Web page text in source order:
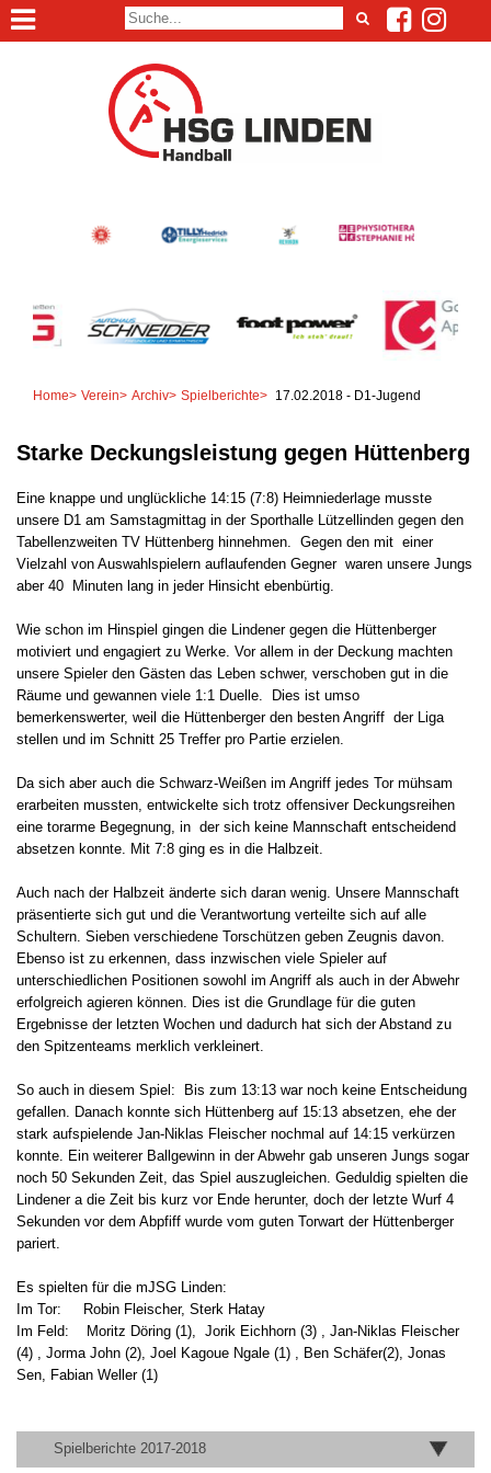
Home> Verein> Archiv> Spielberichte> 17.02.2018 - D1-Jugend
Starke Deckungsleistung gegen Hüttenberg
Eine knappe und unglückliche 14:15 (7:8) Heimniederlage musste
unsere D1 am Samstagmittag in der Sporthalle Lützellinden gegen den
Tabellenzweiten TV Hüttenberg hinnehmen. Gegen den mit einer
Vielzahl von Auswahlspielern auflaufenden Gegner waren unsere Jungs
aber 40 Minuten lang in jeder Hinsicht ebenbürtig.
Wie schon im Hinspiel gingen die Lindener gegen die Hüttenberger
motiviert und engagiert zu Werke. Vor allem in der Deckung machten
unsere Spieler den Gästen das Leben schwer, verschoben gut in die
Räume und gewannen viele 1:1 Duelle. Dies ist umso
bemerkenswerter, weil die Hüttenberger den besten Angriff der Liga
stellen und im Schnitt 25 Treffer pro Partie erzielen.
Da sich aber auch die Schwarz-Weißen im Angriff jedes Tor mühsam
erarbeiten mussten, entwickelte sich trotz offensiver Deckungsreihen
eine torarme Begegnung, in der sich keine Mannschaft entscheidend
absetzen konnte. Mit 7:8 ging es in die Halbzeit.
Auch nach der Halbzeit änderte sich daran wenig. Unsere Mannschaft
präsentierte sich gut und die Verantwortung verteilte sich auf alle
Schultern. Sieben verschiedene Torschützen geben Zeugnis davon.
Ebenso ist zu erkennen, dass inzwischen viele Spieler auf
unterschiedlichen Positionen sowohl im Angriff als auch in der Abwehr
erfolgreich agieren können. Dies ist die Grundlage für die guten
Ergebnisse der letzten Wochen und dadurch hat sich der Abstand zu
den Spitzenteams merklich verkleinert.
So auch in diesem Spiel: Bis zum 13:13 war noch keine Entscheidung
gefallen. Danach konnte sich Hüttenberg auf 15:13 absetzen, ehe der
stark aufspielende Jan-Niklas Fleischer nochmal auf 14:15 verkürzen
konnte. Ein weiterer Ballgewinn in der Abwehr gab unseren Jungs sogar
noch 50 Sekunden Zeit, das Spiel auszugleichen. Geduldig spielten die
Lindener a die Zeit bis kurz vor Ende herunter, doch der letzte Wurf 4
Sekunden vor dem Abpfiff wurde vom guten Torwart der Hüttenberger
pariert.
Es spielten für die mJSG Linden:
Im Tor: Robin Fleischer, Sterk Hatay
Im Feld: Moritz Döring (1), Jorik Eichhorn (3) , Jan-Niklas Fleischer
(4) , Jorma John (2), Joel Kagoue Ngale (1) , Ben Schäfer(2), Jonas
Sen, Fabian Weller (1)
Spielberichte 2017-2018